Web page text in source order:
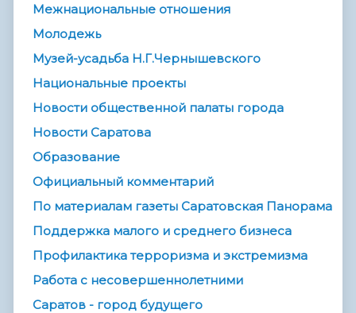
Межнациональные отношения
Молодежь
Музей-усадьба Н.Г.Чернышевского
Национальные проекты
Новости общественной палаты города
Новости Саратова
Образование
Официальный комментарий
По материалам газеты Саратовская Панорама
Поддержка малого и среднего бизнеса
Профилактика терроризма и экстремизма
Работа с несовершеннолетними
Саратов - город будущего